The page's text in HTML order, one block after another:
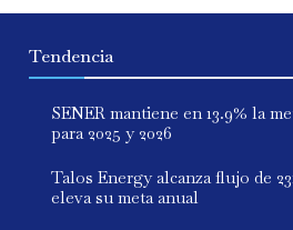
Tendencia
SENER mantiene en 13.9% la
para 2025 y 2026
Talos Energy alcanza flujo de
eleva su meta anual